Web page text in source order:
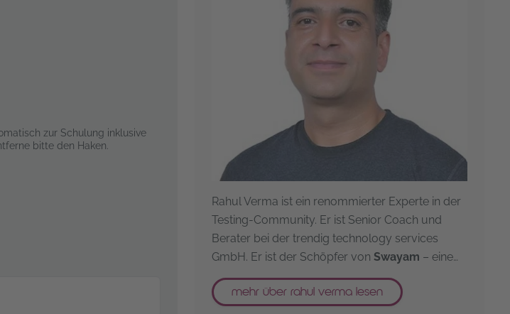
zur Schulung inklusive
bitte den Haken.
Rahul Verma ist ein renommierter Experte in der
Testing-Community. Er ist Senior Coach und
Berater bei der trendig technology services
GmbH. Er ist der Schöpfer von Swayam – eine…
mehr über rahul verma lesen